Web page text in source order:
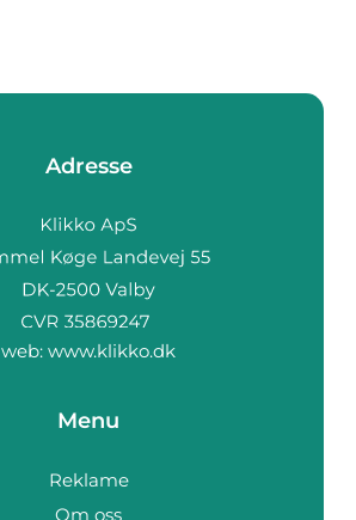
Adresse
web: www.klikko.dk
Menu
Reklame
Om oss